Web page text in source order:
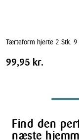
Tærteform hjerte 2 Stk. 9
Tærteform
hjerte
Pris
tabel
Pris 99,95 kr.
99,95 kr.
Find den
næste